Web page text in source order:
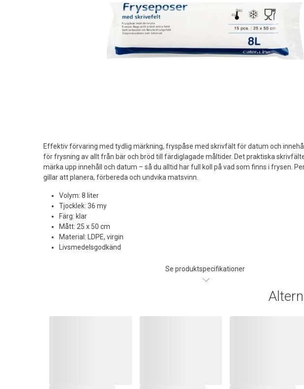
Effektiv förvaring med tydlig märkning, fryspåse med skrivfält för datum och
för frysning av allt från bär och bröd till färdiglagade måltider. Det praktiska
märka upp innehåll och datum – så du alltid har full koll på vad som finns i frysen.
gillar att planera, förbereda och undvika matsvinn.
Volym: 8 liter
Tjocklek: 36 my
Färg: klar
Mått: 25 x 50 cm
Material: LDPE, virgin
Livsmedelsgodkänd
Se produktspecifikationer